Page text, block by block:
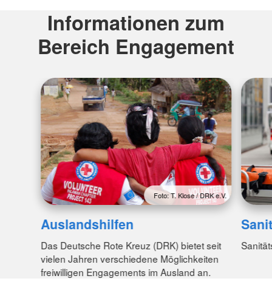
Informationen zum
Bereich Engagement
Foto: T. Klose / DRK e.V.
Auslandshilfen
Das Deutsche Rote Kreuz (DRK) bietet seit
vielen Jahren verschiedene Möglichkeiten
freiwilligen Engagements im Ausland an.